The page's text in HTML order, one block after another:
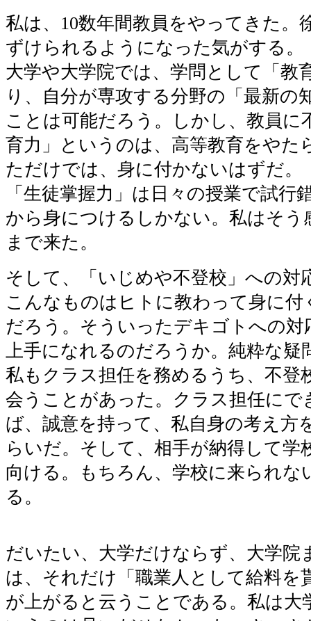
私は、10数年間教員をやってきた。
ずけられるようになった気がする。
大学や大学院では、学問として「教
り、自分が専攻する分野の「最新の
ことは可能だろう。しかし、教員に
育力」というのは、高等教育をやた
ただけでは、身に付かないはずだ。
「生徒掌握力」は日々の授業で試行
から身につけるしかない。私はそう
まで来た。
そして、「いじめや不登校」への対
こんなものはヒトに教わって身に
だろう。そういったデキゴトへの対
上手になれるのだろうか。純粋な疑
私もクラス担任を務めるうち、不登
会うことがあった。クラス担任にで
ば、誠意を持って、私自身の考え方
らいだ。そして、相手が納得して学
向ける。もちろん、学校に来られな
る。
だいたい、大学だけならず、大学院
は、それだけ「職業人として給料を
が上がると云うことである。私は大